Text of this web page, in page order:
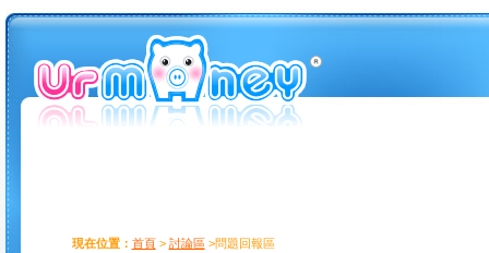
現在位置： 首頁> 討論區>問題回報區